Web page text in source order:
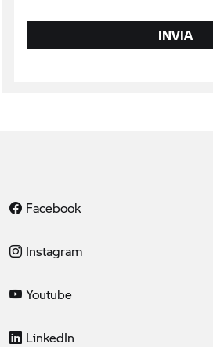
INVIA
Facebook
Instagram
Youtube
LinkedIn